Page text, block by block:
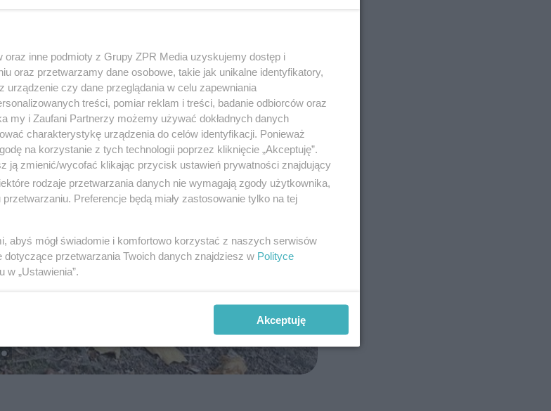
oraz inne podmioty z Grupy ZPR Media uzyskujemy dostęp i
oraz przetwarzamy dane osobowe, takie jak unikalne identyfikatory,
urządzenie czy dane przeglądania w celu zapewniania
treści, pomiar reklam i treści, badanie odbiorców oraz
my i Zaufani Partnerzy możemy używać dokładnych danych
charakterystykę urządzenia do celów identyfikacji. Ponieważ
na korzystanie z tych technologii poprzez kliknięcie „Akceptuję”.
ją zmienić/wycofać klikając przycisk ustawień prywatności znajdujący
rodzaje przetwarzania danych nie wymagają zgody użytkownika,
Preferencje będą miały zastosowanie tylko na tej
abyś mógł świadomie i komfortowo korzystać z naszych serwisów
dotyczące przetwarzania Twoich danych znajdziesz w Polityce
w „Ustawienia”.
Akceptuję